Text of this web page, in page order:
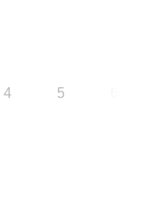
4 5